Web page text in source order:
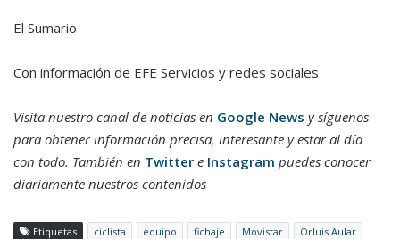
El Sumario
Con información de EFE Servicios y redes sociales
Visita nuestro canal de noticias en Google News y síguenos
para obtener información precisa, interesante y estar al día
con todo. También en Twitter e Instagram puedes conocer
diariamente nuestros contenidos
Etiquetas ciclista equipo fichaje Movistar
Orluis Aular